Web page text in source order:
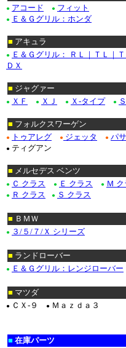
● アコード ● フィット
● Ｅ＆Ｇグリル：ホンダ
■ アキュラ
●
Ｅ＆Ｇグリル： ＲＬ｜ＴＬ｜
ＤＸ
■ ジャグァー
● ＸＦ ● ＸＪ ● Ｘ-タイプ ●
■ フォルクスワーゲン
● トゥアレグ ● ジェッタ ● パ
● ティグアン
■ メルセデス ベンツ
● Ｃ クラス ● Ｅ クラス ● Ｍ
● Ｒ クラス ● Ｓ クラス
■ ＢＭＷ
● ３/５/７/Ｘ シリーズ
■ ランドローバー
● Ｅ＆Ｇグリル：レンジローバー
■ マツダ
● ＣＸ-９ ● Ｍａｚｄａ３
■ 在庫パーツ